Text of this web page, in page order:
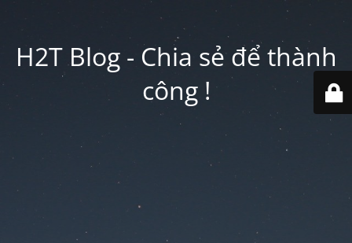
H2T Blog - Chia sẻ để thành
công !